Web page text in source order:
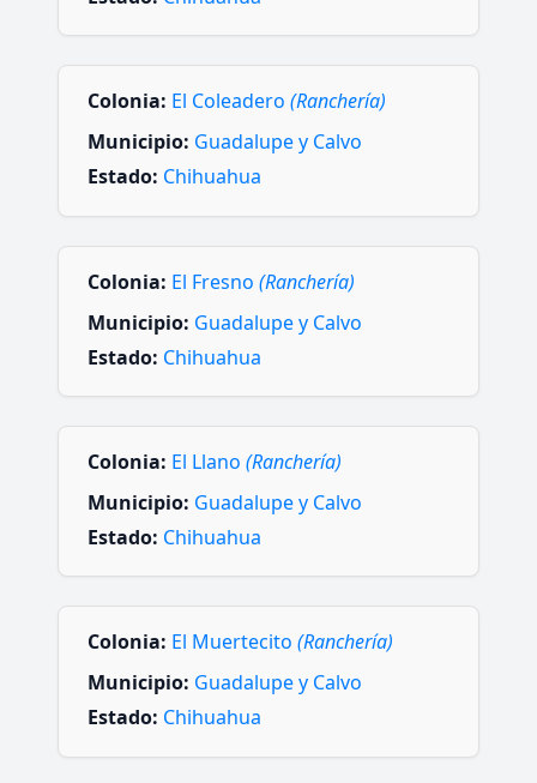
Colonia: El Coleadero (Ranchería)
Municipio: Guadalupe y Calvo
Estado: Chihuahua
Colonia: El Fresno (Ranchería)
Municipio: Guadalupe y Calvo
Estado: Chihuahua
Colonia: El Llano (Ranchería)
Municipio: Guadalupe y Calvo
Estado: Chihuahua
Colonia: El Muertecito (Ranchería)
Municipio: Guadalupe y Calvo
Estado: Chihuahua